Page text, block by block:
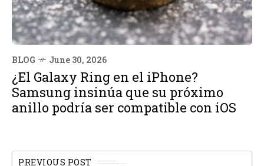
BLOG June 30, 2026
¿El Galaxy Ring en el iPhone?
Samsung insinúa que su próximo
anillo podría ser compatible con iOS
PREVIOUS POST